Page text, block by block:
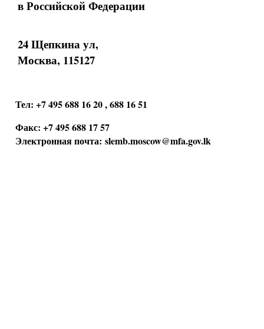
в Российской Федерации
24 Щепкина ул,
Москва, 115127
Тел: +7 495 688 16 20 , 688 16 51
Факс: +7 495 688 17 57
Электронная почта: slemb.moscow@mfa.gov.lk